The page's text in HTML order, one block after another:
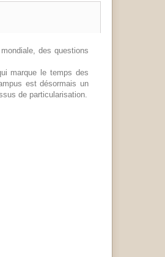
des questions
marque le temps des
est désormais un
de particularisation.